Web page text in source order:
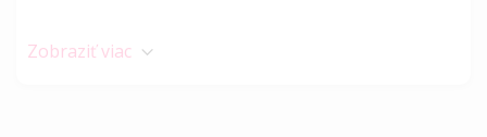
Zobraziť viac